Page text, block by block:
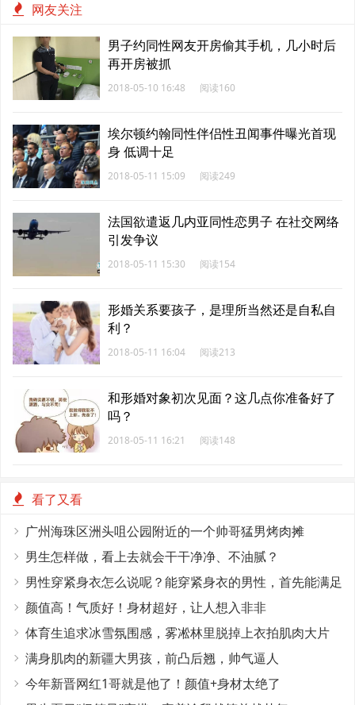
网友关注
男子约同性网友开房偷其手机，几小时后
再开房被抓
2018-05-10 16:48 阅读160
埃尔顿约翰同性伴侣性丑闻事件曝光首现
身 低调十足
2018-05-11 15:09 阅读249
法国欲遣返几内亚同性恋男子 在社交网络
引发争议
2018-05-11 15:30 阅读154
形婚关系要孩子，是理所当然还是自私自
利？
2018-05-11 16:04 阅读213
和形婚对象初次见面？这几点你准备好了
吗？
2018-05-11 16:21 阅读148
看了又看
广州海珠区洲头咀公园附近的一个帅哥猛男烤肉摊
男生怎样做，看上去就会干干净净、不油腻？
男性穿紧身衣怎么说呢？能穿紧身衣的男性，首先能满足
这4个条件
颜值高！气质好！身材超好，让人想入非非
体育生追求冰雪氛围感，雾凇林里脱掉上衣拍肌肉大片
满身肌肉的新疆大男孩，前凸后翘，帅气逼人
今年新晋网红1哥就是他了！颜值+身材太绝了